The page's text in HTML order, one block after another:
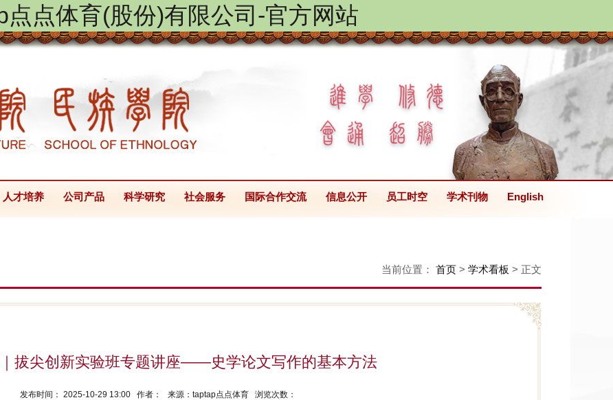
点点体育(股份)有限公司-官方网站
人才培养 公司产品 科学研究 社会服务 国际合作交流 信息公开 员工时空 学术刊物 English
当前位置： 首页 > 学术看板 > 正文
拔尖创新实验班专题讲座——史学论文写作的基本方法
发布时间： 2025-10-29 13:00 作者： 来源：taptap点点体育 浏览次数：